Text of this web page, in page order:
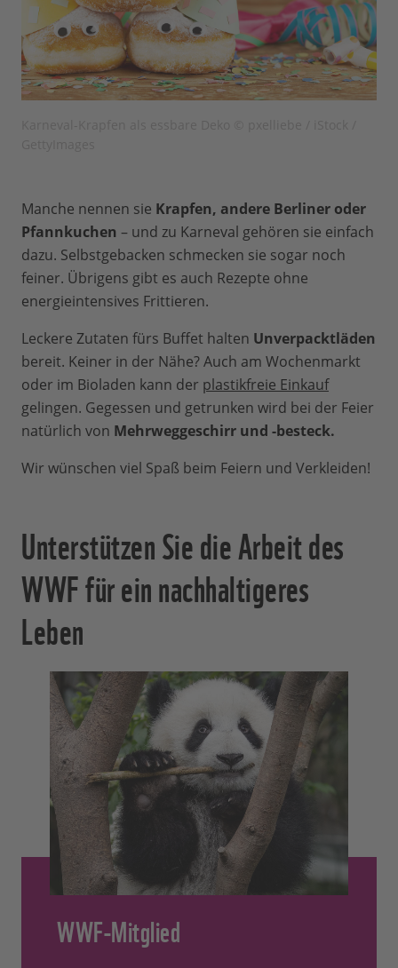
Manche nennen sie Krapfen, andere Berliner oder
Pfannkuchen – und zu Karneval gehören sie einfach
dazu. Selbstgebacken schmecken sie sogar noch
feiner. Übrigens gibt es auch Rezepte ohne
energieintensives Frittieren.
Leckere Zutaten fürs Buffet halten Unverpacktläden
bereit. Keiner in der Nähe? Auch am Wochenmarkt
oder im Bioladen kann der plastikfreie Einkauf
gelingen. Gegessen und getrunken wird bei der Feier
natürlich von Mehrweggeschirr und -besteck.
Wir wünschen viel Spaß beim Feiern und Verkleiden!
Unterstützen Sie die Arbeit des
WWF für ein nachhaltigeres
Leben
WWF-Mitglied